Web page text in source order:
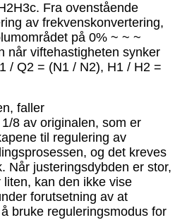
Fra ovenstående
av frekvenskonvertering,
på 0% ~ ~ ~
når viftehastigheten synker
/ Q2 = (N1 / N2), H1 / H2 =
faller
8 av originalen, som er
til regulering av
og det kreves
Når justeringsdybden er stor,
kan den ikke vise
forutsetning av at
bruke reguleringsmodus for